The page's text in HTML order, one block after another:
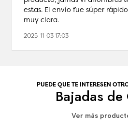
estas. El envío fue súper
muy clara.
2025-11-03 17:03
PUEDE QUE TE INTERESEN
Bajadas de
Ver más